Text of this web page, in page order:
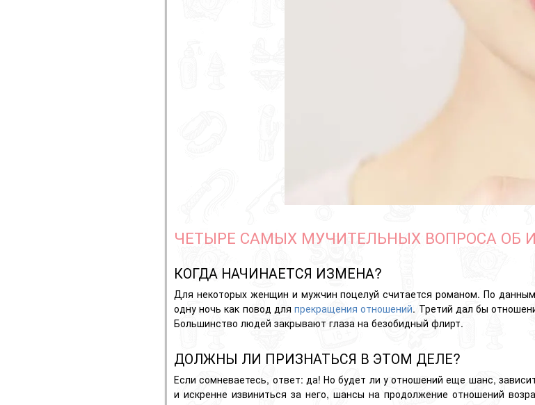
ЧЕТЫРЕ САМЫХ МУЧИТЕЛЬНЫХ ВОПРОСА ОБ
КОГДА НАЧИНАЕТСЯ ИЗМЕНА?
Для некоторых женщин и мужчин поцелуйсчитается романом. По данным
одну ночь как повод дляпрекращения отношений. Третий дал бы
Большинство людей закрывают глаза на безобидный флирт.
ДОЛЖНЫ ЛИ ПРИЗНАТЬСЯ В ЭТОМ ДЕЛЕ?
Если сомневаетесь, ответ: да! Но будет ли у отношений еще шанс,
и искренне извиниться за него, шансы на продолжение отношений